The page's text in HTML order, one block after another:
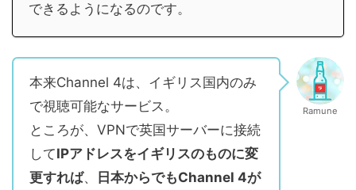
できるようになるのです。
本来Channel 4は、イギリス国内のみ
で視聴可能なサービス。
ところが、VPNで英国サーバーに接続
してIPアドレスをイギリスのものに変
更すれば、
日本からでもChannel 4が
Ramune